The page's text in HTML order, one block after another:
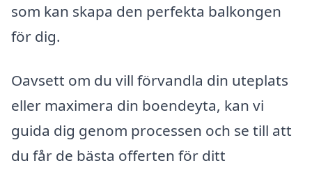
som kan skapa den perfekta balkongen
för dig.
Oavsett om du vill förvandla din uteplats
eller maximera din boendeyta, kan vi
guida dig genom processen och se till att
du får de bästa offerten för ditt